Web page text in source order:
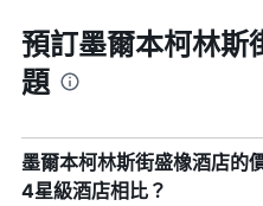
預訂墨爾本柯林斯
題
墨爾本柯林斯街盛橡酒店的
4星級酒店相比？